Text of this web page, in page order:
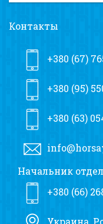
Контакты
+380 (67)
+380 (95)
+380 (63)
Начальник
+380 (66)
Украина,